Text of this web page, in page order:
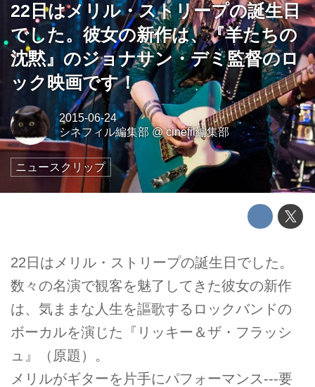
22日はメリル・ストリープの誕生日
でした。彼女の新作は、『羊たちの
沈黙』のジョナサン・デミ監督のロ
ック映画です！
2015-06-24
シネフィル編集部 @cinefil編集部
ニュースクリップ
22日はメリル・ストリープの誕生日でした。
数々の名演で観客を魅了してきた彼女の新作
は、気ままな人生を謳歌するロックバンドの
ボーカルを演じた『リッキー＆ザ・フラッシ
ュ』（原題）。
メリルがギターを片手にパフォーマンス---要